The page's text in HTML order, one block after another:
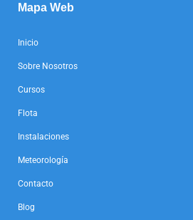
Mapa Web
Inicio
Sobre Nosotros
Cursos
Flota
Instalaciones
Meteorología
Contacto
Blog